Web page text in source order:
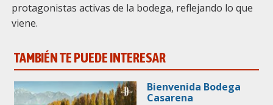
protagonistas activas de la bodega, reflejando lo que
viene.
TAMBIÉN TE PUEDE INTERESAR
Bienvenida Bodega
Casarena